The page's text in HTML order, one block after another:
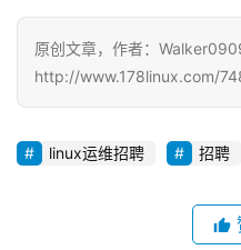
原创文章，作者：
http://www.178linux.com/
linux运维招聘 招聘